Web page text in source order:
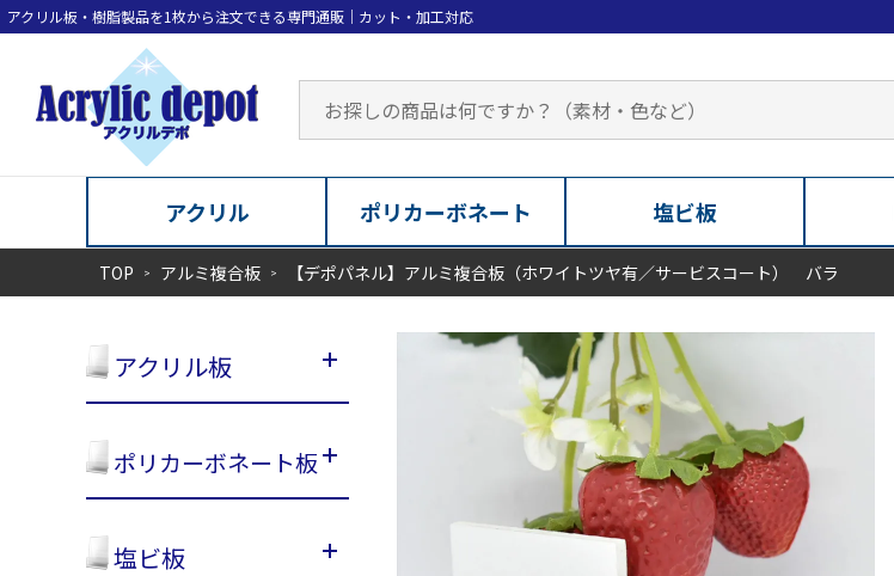
アクリル ポリカーボネート 塩ビ板
TOP アルミ複合板 【デポパネル】アルミ複合板（ホワイトツヤ有／サービスコート） バラ
アクリル板
ポリカーボネート板
塩ビ板